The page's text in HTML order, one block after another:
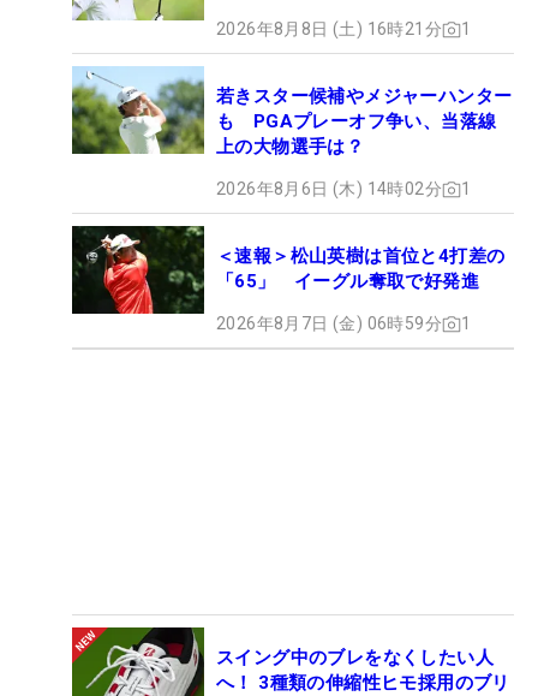
2026年8月8日 (土) 16時21分 1
若きスター候補やメジャーハンター
も PGAプレーオフ争い、当落線
上の大物選手は？
2026年8月6日 (木) 14時02分 1
＜速報＞松山英樹は首位と4打差の
「65」 イーグル奪取で好発進
2026年8月7日 (金) 06時59分 1
スイング中のブレをなくしたい人
へ！ 3種類の伸縮性ヒモ採用のブリ